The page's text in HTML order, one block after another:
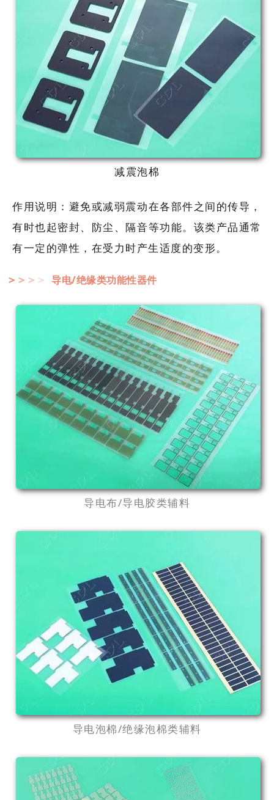
减震泡棉
作用说明：避免或减弱震动在各部件之间的传导，
有时也起密封、防尘、隔音等功能。该类产品通常
有一定的弹性，在受力时产生适度的变形。
＞ ＞ ＞ ＞ 导电/绝缘类功能性器件
导电布/导电胶类辅料
导电泡棉/绝缘泡棉类辅料